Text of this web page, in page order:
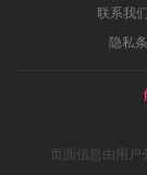
联系我们
隐私
页面信息由用